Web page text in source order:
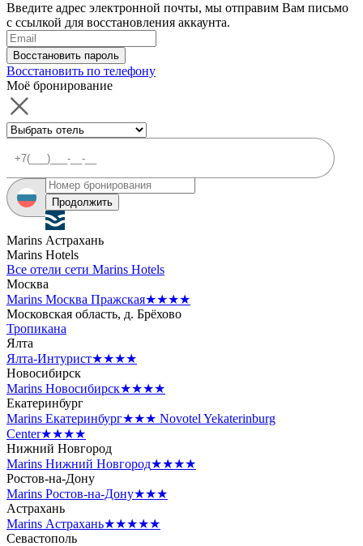
Введите адрес электронной почты, мы отправим Вам письмо
с ссылкой для восстановления аккаунта.
Восстановить пароль
Восстановить по телефону
Моё бронирование
Продолжить
Marins Астрахань
Marins Hotels
Все отели сети Marins Hotels
Москва
Marins Москва Пражская★★★★
Московская область, д. Брёхово
Тропикана
Ялта
Ялта-Интурист★★★★
Новосибирск
Marins Новосибирск★★★★
Екатеринбург
Marins Екатеринбург★★★ Novotel Yekaterinburg
Center★★★★
Нижний Новгород
Marins Нижний Новгород★★★★
Ростов-на-Дону
Marins Ростов-на-Дону★★★
Астрахань
Marins Астрахань★★★★★
Севастополь